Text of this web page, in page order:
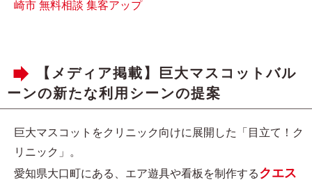
崎市 無料相談 集客アップ
【メディア掲載】巨大マスコットバル
ーンの新たな利用シーンの提案
巨大マスコットをクリニック向けに展開した「目立て！ク
リニック」。
愛知県大口町にある、エア遊具や看板を制作するクエス